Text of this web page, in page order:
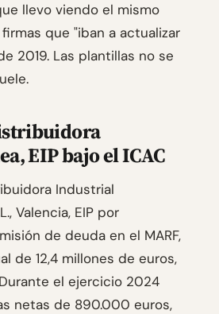
llevo viendo el mismo
que "iban a actualizar
2019. Las plantillas no se
EIP bajo el ICAC
Industrial
Valencia, EIP por
de deuda en el MARF,
de 12,4 millones de euros,
el ejercicio 2024
netas de 890.000 euros,